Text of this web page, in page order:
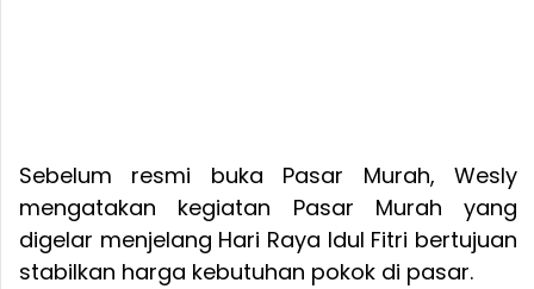
Sebelum resmi buka Pasar Murah, Wesly
mengatakan kegiatan Pasar Murah yang
digelar menjelang Hari Raya Idul Fitri bertujuan
stabilkan harga kebutuhan pokok di pasar.